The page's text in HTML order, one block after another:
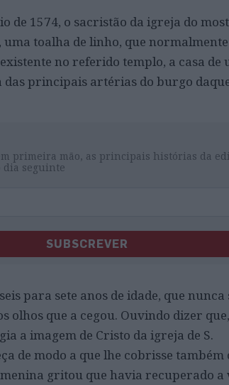
de 1574, o sacristão da igreja do
uma toalha de linho, que
no referido templo, a casa de
das principais artérias do burgo
primeira mão, as principais histórias da
dia seguinte
SUBSCREVER
para sete anos de idade, que nunca
olhos que a cegou. Ouvindo dizer
a imagem de Cristo da igreja de S.
de modo a que lhe cobrisse também
gritou que havia recuperado a